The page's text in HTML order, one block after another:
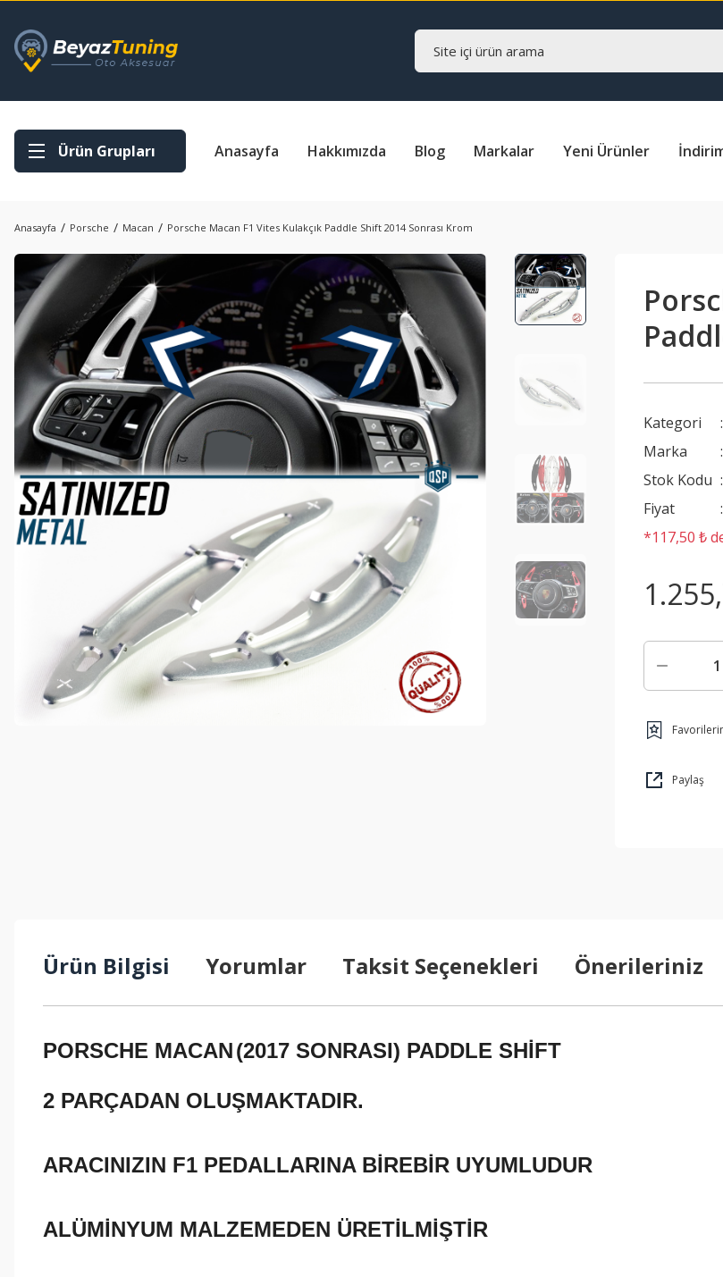
Ürün Grupları Anasayfa Hakkımızda Blog Markalar Yeni Ürünler
Anasayfa Porsche Macan Porsche Macan F1 Vites Kulakçık Paddle Shift 2014 Sonrası Krom
Kategori
Marka
Stok Kodu
Fiyat
*117,50 ₺
Paylaş
Ürün Bilgisi Yorumlar Taksit Seçenekleri Önerileriniz
PORSCHE MACAN(2017 SONRASI) PADDLE SHİFT
2 PARÇADAN OLUŞMAKTADIR.
ARACINIZIN F1 PEDALLARINA BİREBİR UYUMLUDUR
ALÜMİNYUM MALZEMEDEN ÜRETİLMİŞTİR